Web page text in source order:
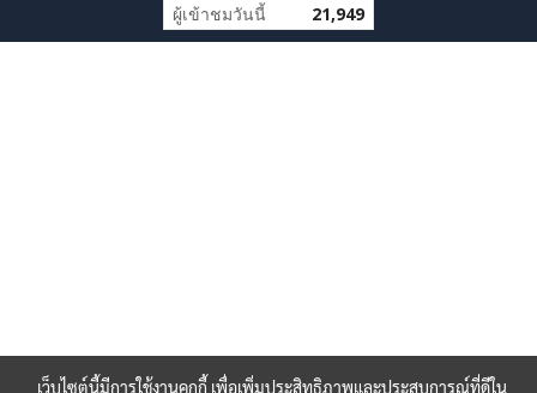
ผู้เข้าชมวันนี้ 21,949
เว็บไซต์นี้มีการใช้งานคุกกี้ เพื่อเพิ่มประสิทธิภาพและประสบการณ์ที่ดีใน